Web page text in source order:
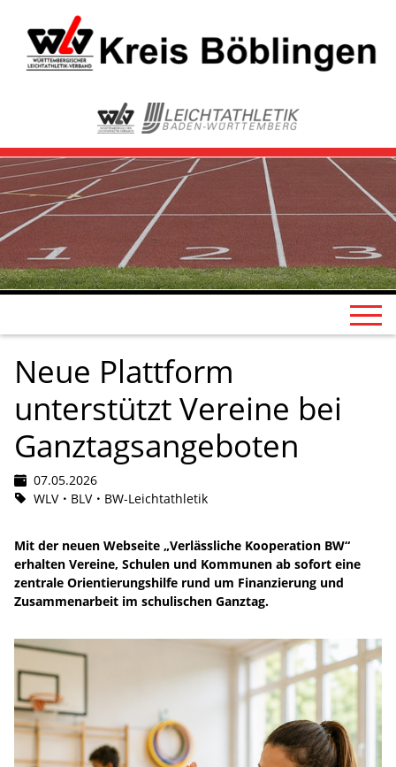
Neue Plattform
unterstützt Vereine bei
Ganztagsangeboten
07.05.2026
WLV
BLV BW-Leichtathletik
Mit der neuen Webseite „Verlässliche Kooperation BW“
erhalten Vereine, Schulen und Kommunen ab sofort eine
zentrale Orientierungshilfe rund um Finanzierung und
Zusammenarbeit im schulischen Ganztag.